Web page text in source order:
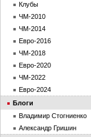
Клубы
ЧМ-2010
ЧМ-2014
Евро-2016
ЧМ-2018
Евро-2020
ЧМ-2022
Евро-2024
Блоги
Владимир Стогниенко
Александр Гришин